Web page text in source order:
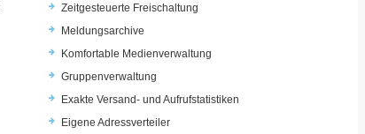
Zeitgesteuerte Freischaltung
Meldungsarchive
Komfortable Medienverwaltung
Gruppenverwaltung
Exakte Versand- und Aufrufstatistiken
Eigene Adressverteiler